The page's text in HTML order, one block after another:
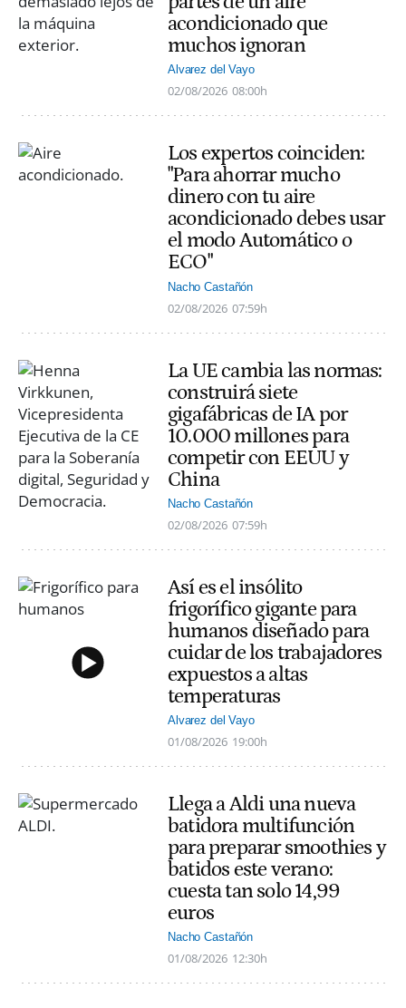
acondicionado que
muchos ignoran
Alvarez del Vayo
02/08/2026 08:00h
Los expertos coinciden:
"Para ahorrar mucho
dinero con tu aire
acondicionado debes usar
el modo Automático o
ECO"
Nacho Castañón
02/08/2026 07:59h
La UE cambia las normas:
construirá siete
gigafábricas de IA por
10.000 millones para
competir con EEUU y
China
Nacho Castañón
02/08/2026 07:59h
Así es el insólito
frigorífico gigante para
humanos diseñado para
cuidar de los trabajadores
expuestos a altas
temperaturas
Alvarez del Vayo
01/08/2026 19:00h
Llega a Aldi una nueva
batidora multifunción
para preparar smoothies y
batidos este verano:
cuesta tan solo 14,99
euros
Nacho Castañón
01/08/2026 12:30h